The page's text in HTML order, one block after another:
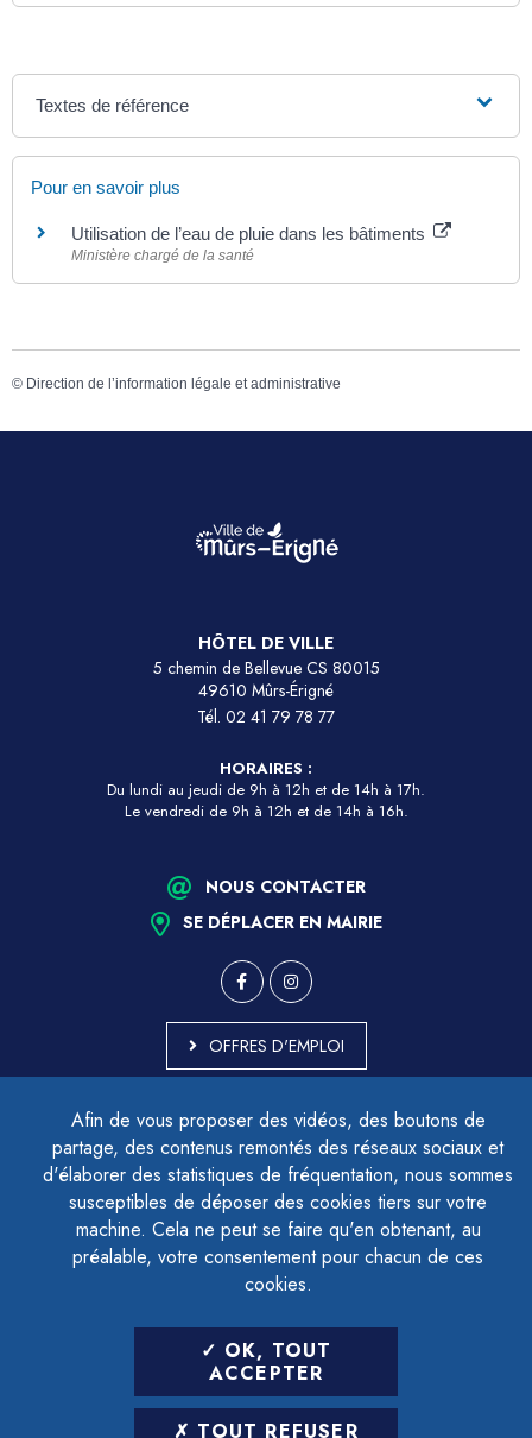
Afin de vous proposer des vidéos, des boutons de
partage, des contenus remontés des réseaux sociaux et
d'élaborer des statistiques de fréquentation, nous sommes
susceptibles de déposer des cookies tiers sur votre
machine. Cela ne peut se faire qu'en obtenant, au
préalable, votre consentement pour chacun de ces
cookies.
OK, TOUT
ACCEPTER
TOUT REFUSER
Textes de référence
Pour en savoir plus
Utilisation de l’eau de pluie dans les bâtiments
Ministère chargé de la santé
© Direction de l’information légale et administrative
HÔTEL DE VILLE
5 chemin de Bellevue CS 80015
49610 Mûrs-Érigné
Tél. 02 41 79 78 77
HORAIRES :
Du lundi au jeudi de 9h à 12h et de 14h à 17h.
Le vendredi de 9h à 12h et de 14h à 16h.
NOUS CONTACTER
SE DÉPLACER EN MAIRIE
OFFRES D'EMPLOI
ACCESSIBILITÉ - PARTIELLEMENT CONFORME
PLAN DU SITE
MENTIONS LÉGALES
CONTACTER LE DÉLÉGUÉ À LA PROTECTION DES DONNÉES
GESTION DES COOKIES
LETTRE D'INFORMATION
SAISIR VOTRE ADRESSE E-MAIL
POUR VOUS INSCRIRE :